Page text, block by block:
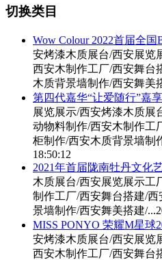
切换类目
Wow Colour 2022首届全
安烤漆木质展台/西安展览
西安木制作工厂/西安舞台
木质背景墙制作/西安舞美
第四代嘉华“让爱随行”嘉
展览展示/西安烤漆木质展
动物料制作/西安木制作工
柜制作/西安木质背景墙制
18:50:12
2021年首届陇南牡丹文化
木质展台/西安展览展示工
制作工厂/西安舞台搭建/
景墙制作/西安舞美搭建/...
MISS PONYO 荣耀M星球
安烤漆木质展台/西安展览
西安木制作工厂/西安舞台